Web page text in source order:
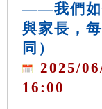
——我們如
與家長，
同）
2025/
16:00